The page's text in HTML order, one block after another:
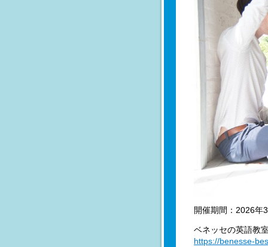
開催期間：2026年
ベネッセの英語教
https://benesse-